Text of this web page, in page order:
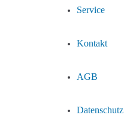
Service
Kontakt
AGB
Datenschutz